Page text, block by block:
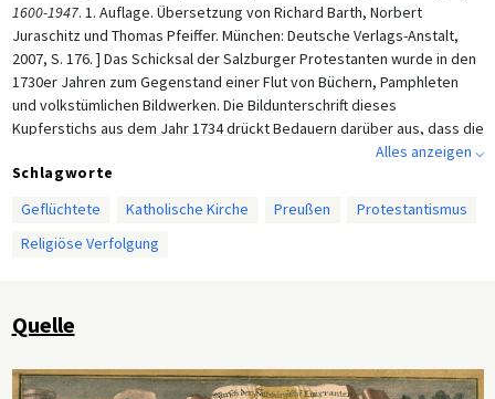
1600-1947. 1. Auflage. Übersetzung von Richard Barth, Norbert
Juraschitz und Thomas Pfeiffer. München: Deutsche Verlags-Anstalt,
2007, S. 176. ] Das Schicksal der Salzburger Protestanten wurde in den
1730er Jahren zum Gegenstand einer Flut von Büchern, Pamphleten
und volkstümlichen Bildwerken. Die Bildunterschrift dieses
Kupferstichs aus dem Jahr 1734 drückt Bedauern darüber aus, dass die
Protestanten aus konfessionellen Gründen vertrieben wurden, aber
auch großes Vertrauen, dass Gott in ihrer neuen Heimat für sie sorgen
Alles anzeigen ⌵
Schlagworte
Geflüchtete
Katholische Kirche Preußen
Protestantismus
Religiöse Verfolgung
Quelle